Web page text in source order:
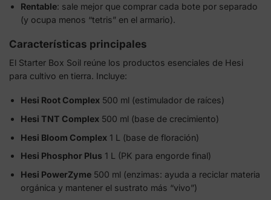
Rentable: sale mejor que comprar cada bote por separado
(y ocupa menos “tetris” en el armario).
Características principales
El Starter Box Soil reúne los productos esenciales de Hesi
para cultivo en tierra. Incluye:
Hesi Root Complex500 ml (estimulador de raíces)
Hesi TNT Complex500 ml (base de crecimiento)
Hesi Bloom Complex1 L (base de floración)
Hesi Phosphor Plus1 L (PK para engorde final)
Hesi PowerZyme500 ml (enzimas: ayuda a reciclar materia
orgánica y mantener el sustrato más “vivo”)